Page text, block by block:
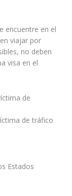
encuentre en el
viajar por
no deben
visa en el
de
de tráfico
Estados